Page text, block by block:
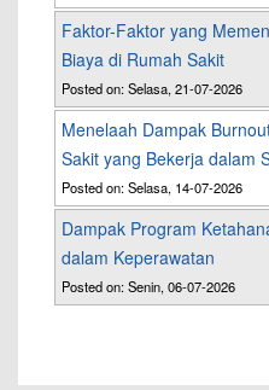
Faktor-Faktor yang
Biaya di Rumah Sakit
Posted on: Selasa, 21-07-2026
Menelaah Dampak
Sakit yang Bekerja dalam
Posted on: Selasa, 14-07-2026
Dampak Program
dalam Keperawatan
Posted on: Senin, 06-07-2026